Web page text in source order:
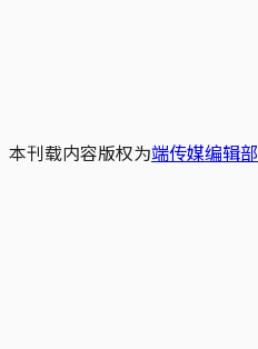
本刊载内容版权为端传媒编辑部